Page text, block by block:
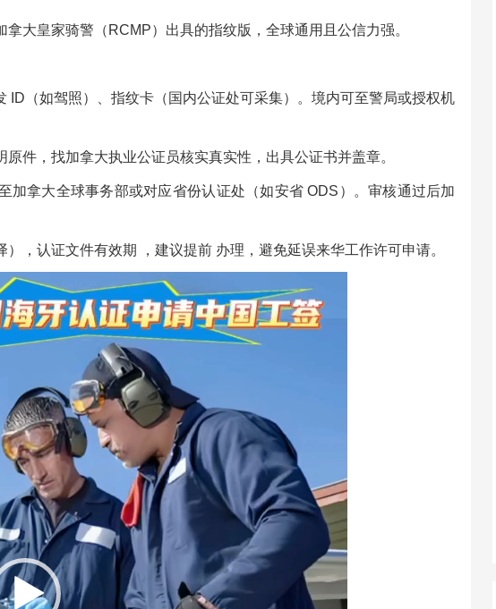
大皇家骑警（RCMP）出具的指纹版，全球通用且公信力强。
ID（如驾照）、指纹卡（国内公证处可采集）。境内可至警局或授权机
件，找加拿大执业公证员核实真实性，出具公证书并盖章。
加拿大全球事务部或对应省份认证处（如安省 ODS）。审核通过后加
，认证文件有效期 ，建议提前 办理，避免延误来华工作许可申请。